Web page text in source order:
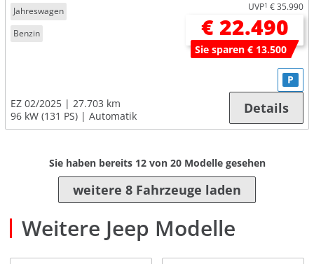
Jahreswagen
Benzin
UVP1 € 35.990
€ 22.490
Sie sparen € 13.500
EZ 02/2025
27.703 km
96 kW (131 PS)
Automatik
P
Details
Sie haben bereits 12von 20Modelle gesehen
weitere 8 Fahrzeuge laden
Weitere Jeep Modelle